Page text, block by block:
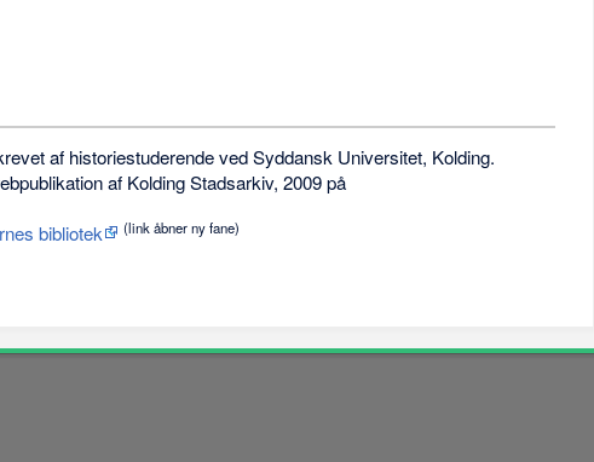
af historiestuderende ved Syddansk Universitet, Kolding.
af Kolding Stadsarkiv, 2009 på
bibliotek (link åbner ny fane)